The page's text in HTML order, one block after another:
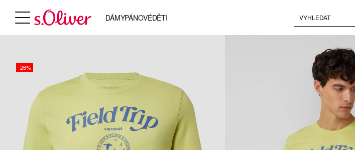
DÁMYPÁNOVÉDĚTI
-26%